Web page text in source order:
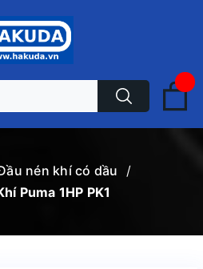
nén khí có dầu
/
Puma 1HP PK1